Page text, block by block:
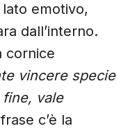
emotivo,
dall’interno.
cornice
vincere specie
fine, vale
c’è la